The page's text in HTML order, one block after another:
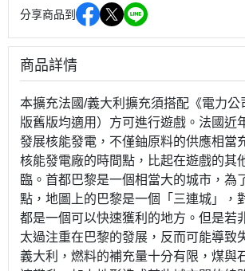
分享商品到
商品詳情
本擴充法國/義大利擴充須搭配《電力公
版舊版均適用）方可進行遊戲。法國近
發展核能發電，不僅鈾原料的供應相當
核能發電廠的時間點，比起在遊戲的其
臨。首都巴黎是一個相當大的城市，為
點，地圖上的巴黎是一個「三連城」，
都是一個可以快速獲利的地方。但是若
太過注重在巴黎的發展，反而可能導致
義大利，燃料的補充量十分有限，煤與